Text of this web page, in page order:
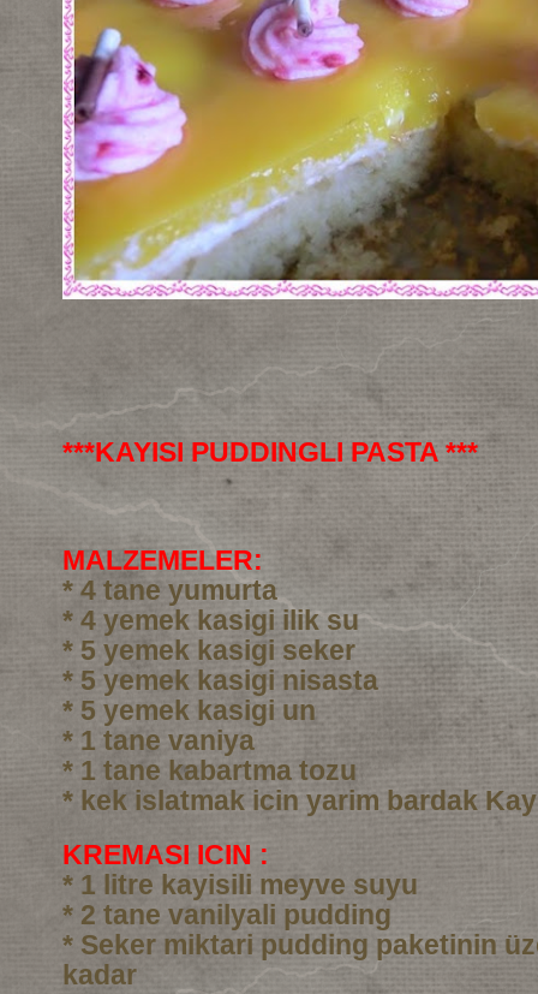
***KAYISI PUDDINGLI PASTA ***
MALZEMELER:
* 4 tane yumurta
* 4 yemek kasigi ilik su
* 5 yemek kasigi seker
* 5 yemek kasigi nisasta
* 5 yemek kasigi un
* 1 tane vaniya
* 1 tane kabartma tozu
* kek islatmak icin yarim bardak
KREMASI ICIN :
* 1 litre kayisili meyve suyu
* 2 tane vanilyali pudding
* Seker miktari pudding paketinin
kadar